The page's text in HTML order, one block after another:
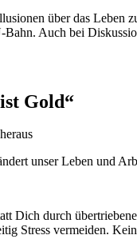
über das Leben
Bahn. Auch bei
Gold“
unser Leben und
Dich durch
Stress vermeiden.